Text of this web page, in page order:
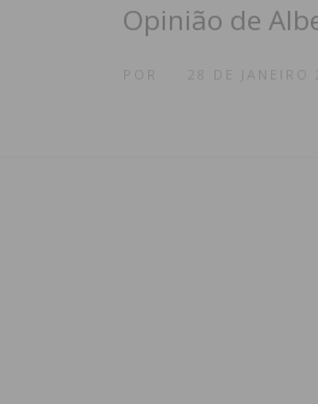
Opinião de
28 DE JANEIRO